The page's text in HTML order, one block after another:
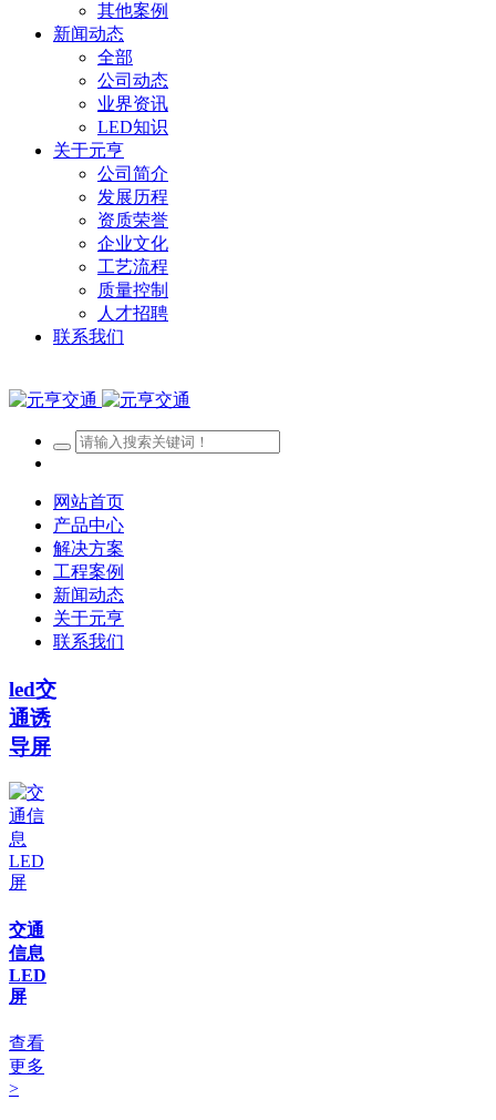
其他案例
新闻动态
全部
公司动态
业界资讯
LED知识
关于元亨
公司简介
发展历程
资质荣誉
企业文化
工艺流程
质量控制
人才招聘
联系我们
网站首页
产品中心
解决方案
工程案例
新闻动态
关于元亨
联系我们
led交
通诱
导屏
交通
信息
LED
屏
查看
更多
>